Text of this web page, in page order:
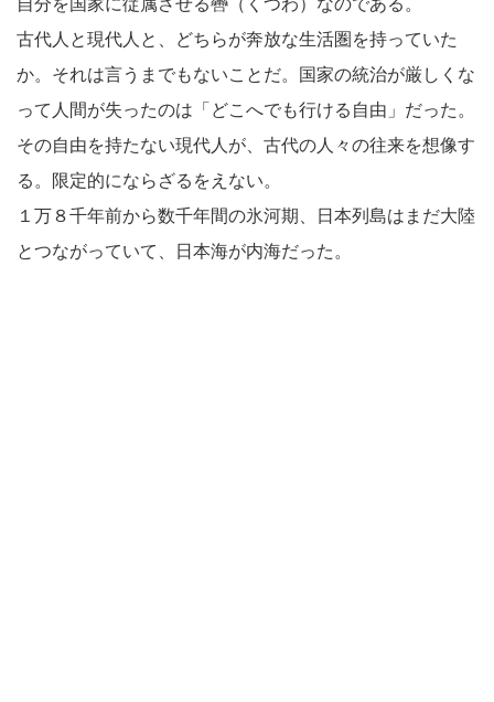
古代人と現代人と、どちらが奔放な生活圏を持っていた
か。それは言うまでもないことだ。国家の統治が厳しくな
って人間が失ったのは「どこへでも行ける自由」だった。
その自由を持たない現代人が、古代の人々の往来を想像す
る。限定的にならざるをえない。
１万８千年前から数千年間の氷河期、日本列島はまだ大陸
とつながっていて、日本海が内海だった。